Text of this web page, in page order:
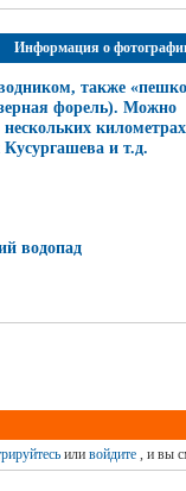
Информация о
также
форель). Можно
и т.д.
водопад
или войдите, и вы